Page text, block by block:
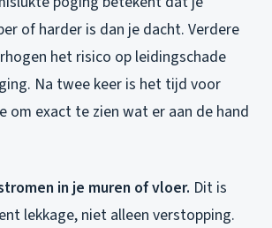
of harder is dan je dacht. Verdere
het risico op leidingschade
Na twee keer is het tijd voor
om exact te zien wat er aan de hand
in je muren of vloer. Dit is
lekkage, niet alleen verstopping.